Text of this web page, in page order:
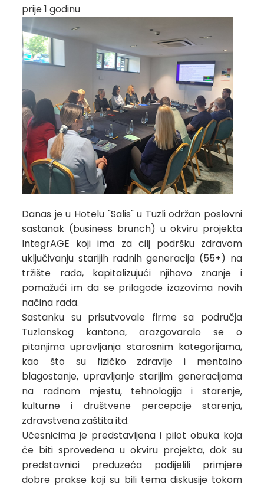
prije 1 godinu
Danas je u Hotelu "Salis" u Tuzli održan poslovni
sastanak (business brunch) u okviru projekta
IntegrAGE koji ima za cilj podršku zdravom
uključivanju starijih radnih generacija (55+) na
tržište rada, kapitalizujući njihovo znanje i
pomažući im da se prilagode izazovima novih
načina rada.
Sastanku su prisutvovale firme sa područja
Tuzlanskog kantona, arazgovaralo se o
pitanjima upravljanja starosnim kategorijama,
kao što su fizičko zdravlje i mentalno
blagostanje, upravljanje starijim generacijama
na radnom mjestu, tehnologija i starenje,
kulturne i društvene percepcije starenja,
zdravstvena zaštita itd.
Učesnicima je predstavljena i pilot obuka koja
će biti sprovedena u okviru projekta, dok su
predstavnici preduzeća podijelili primjere
dobre prakse koji su bili tema diskusije tokom